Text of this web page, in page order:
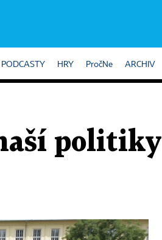
PODCASTY HRY PročNe ARCHIV
politiky